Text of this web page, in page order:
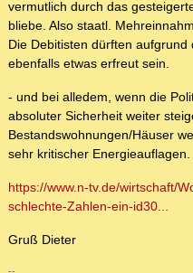
vermutlich durch das
bliebe. Also staatl.
Die Debitisten dürften
ebenfalls etwas erfreut sein.
- und bei alledem, wenn die
absoluter Sicherheit weiter
Bestandswohnungen/Häuser
sehr kritischer Energieauflagen.
https://www.n-tv.de/wirtschaft/
schlechte-Zahlen-ein-id30...
Gruß Dieter